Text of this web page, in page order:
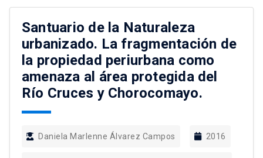
consecuencias de éstos tópicos. Para llevar a
cabo el […]
Santuario de la Naturaleza
urbanizado. La fragmentación de
la propiedad periurbana como
amenaza al área protegida del
Río Cruces y Chorocomayo.
Daniela Marlenne Álvarez Campos 2016